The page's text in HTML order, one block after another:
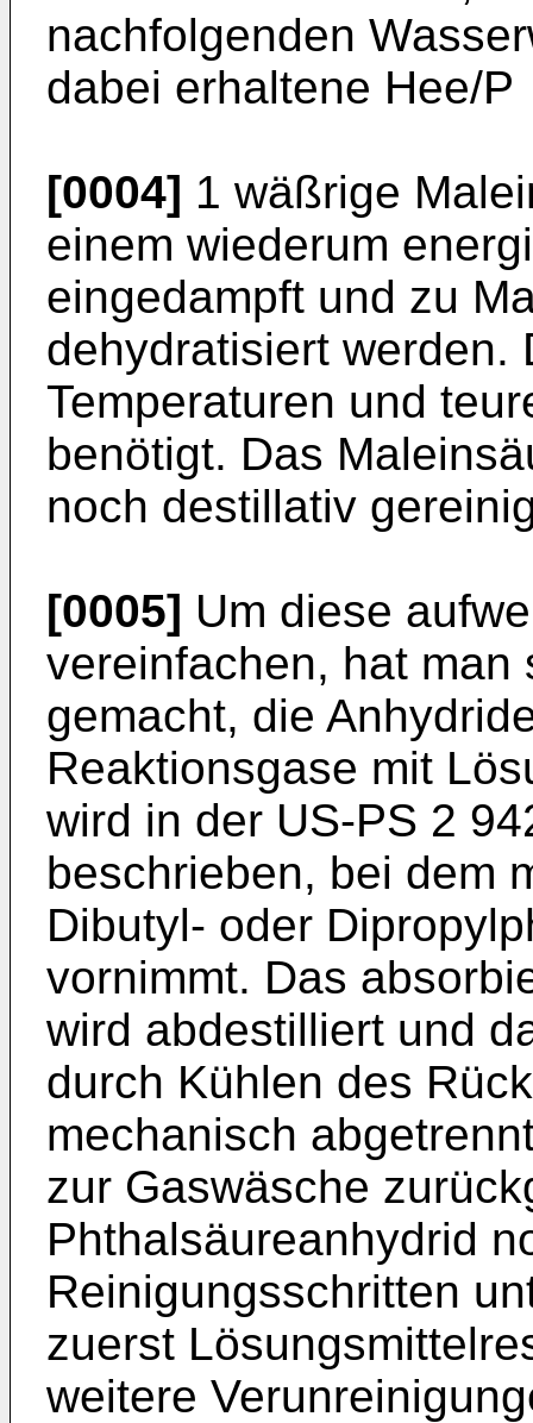
nachfolgenden
dabei erhaltene Hee/P
[0004] 1 wäßrige
einem wiederum
eingedampft und zu
dehydratisiert werden.
Temperaturen und
benötigt. Das
noch destillativ
[0005] Um diese
vereinfachen, hat man
gemacht, die
Reaktionsgase mit
wird in der US-PS 2
beschrieben, bei dem
Dibutyl- oder
vornimmt. Das
wird abdestilliert und
durch Kühlen des
mechanisch
zur Gaswäsche
Phthalsäureanhydrid
Reinigungsschritten
zuerst
weitere